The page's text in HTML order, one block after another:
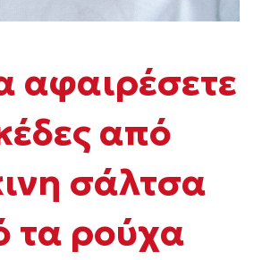
αφαιρέσετε
από
σάλτσα
τα ρούχα